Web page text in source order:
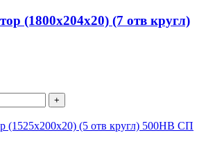
(1800х204х20) (7 отв кругл)